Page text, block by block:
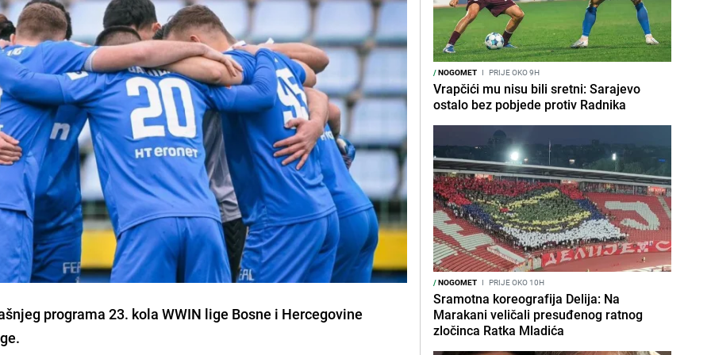
programa 23. kola WWIN lige Bosne i Hercegovine
/NOGOMET I PRIJE OKO 9H
Vrapčići mu nisu bili sretni: Sarajevo
ostalo bez pobjede protiv Radnika
/NOGOMET I PRIJE OKO 10H
Sramotna koreografija Delija: Na
Marakani veličali presuđenog ratnog
zločinca Ratka Mladića